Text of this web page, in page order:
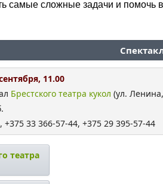
самые сложные задачи и помочь
11.00
Брестского театра кукол (ул.
+375 33 366-57-44, +375 29 395-57-44
театра